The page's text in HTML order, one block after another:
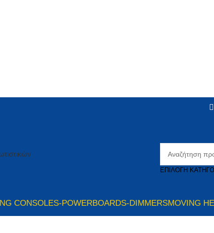
ΕΠΙΛΟΓΉ
CONSOLES-POWERBOARDS-DIMMERSMOVING